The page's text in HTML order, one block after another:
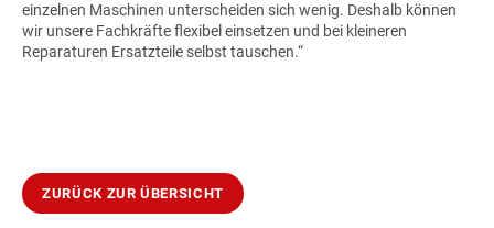
einzelnen Maschinen unterscheiden sich wenig. Deshalb können
wir unsere Fachkräfte flexibel einsetzen und bei kleineren
Reparaturen Ersatzteile selbst tauschen.“
ZURÜCK ZUR ÜBERSICHT